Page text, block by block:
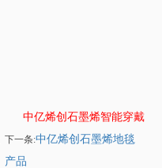
中亿烯创石墨烯智能穿戴
下一条:中亿烯创石墨烯地毯
产品